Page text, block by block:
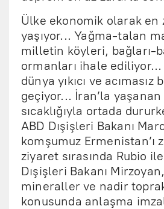
Ülke ekonomik olarak en
yaşıyor... Yağma-talan
milletin köyleri, bağları-
ormanları ihale
dünya yıkıcı ve
geçiyor... İran’la
sıcaklığıyla ortada
ABD Dışişleri Bakanı
komşumuz Ermenistan’ı
ziyaret sırasında Rubio
Dışişleri Bakanı
mineraller ve nadir
konusunda anlaşma